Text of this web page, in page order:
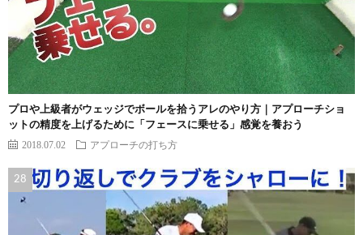
プロや上級者がウェッジでボールを拾うアレのやり方｜アプローチショ
ットの精度を上げるために「フェースに乗せる」感覚を養おう
2018.07.02 アプローチの打ち方